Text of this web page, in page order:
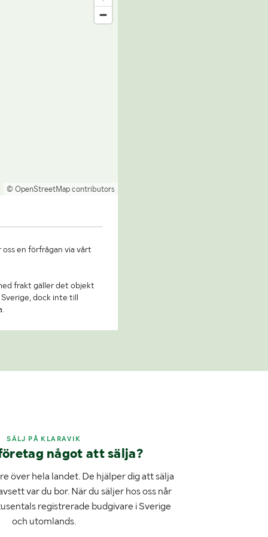
© OpenStreetMap contributors
en förfrågan via vårt
frakt gäller det objekt
dock inte till
SÄLJ PÅ KLARAVIK
något att sälja?
över hela landet. De hjälper dig att sälja
var du bor. När du säljer hos oss når
registrerade budgivare i Sverige
och utomlands.